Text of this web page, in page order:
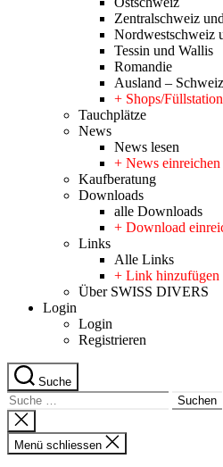
Zentralschweiz
Nordwestschweiz
Tessin und Wallis
Romandie
Ausland –
+ Shops/
Tauchplätze
News
News lesen
+ News einreichen
Kaufberatung
Downloads
alle Downloads
+ Download
Links
Alle Links
+ Link hinzufügen
Über SWISS DIVERS
Login
Login
Registrieren
Suche
Suche
nach:
Suche
schliessen
Menü schliessen